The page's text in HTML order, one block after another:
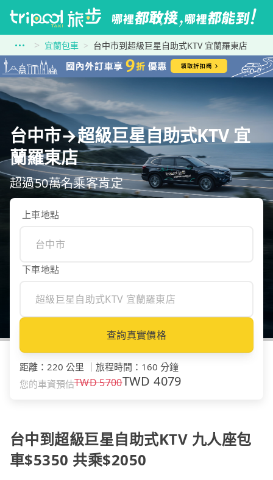
宜蘭包車 台中市到超級巨星自助式KTV 宜蘭羅東店
台中市→超級巨星自助式KTV 宜
蘭羅東店
超過50萬名乘客肯定
上車地點
下車地點
查詢真實價格
距離 ： 220 公里 旅程時間 ： 160 分鐘
您的車資預估TWD5700TWD4079
台中到超級巨星自助式KTV 九人座包
車$5350 共乘$2050